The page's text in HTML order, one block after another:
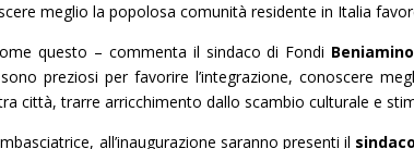
meglio la popolosa comunità residente in Italia
questo – commenta il sindaco di Fondi
preziosi per favorire l’integrazione, conoscere
città, trarre arricchimento dallo scambio culturale e
all’inaugurazione saranno presenti il